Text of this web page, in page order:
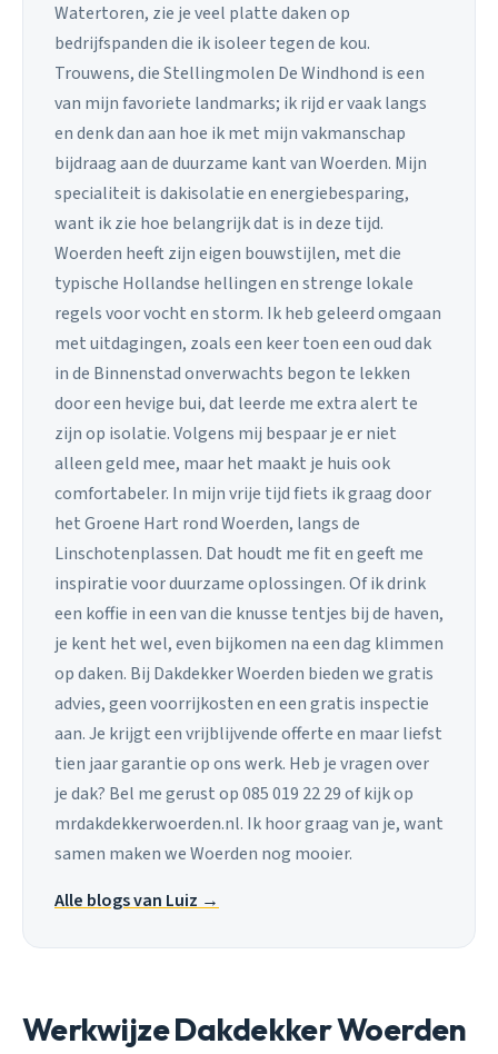
Watertoren, zie je veel platte daken op
bedrijfspanden die ik isoleer tegen de kou.
Trouwens, die Stellingmolen De Windhond is een
van mijn favoriete landmarks; ik rijd er vaak langs
en denk dan aan hoe ik met mijn vakmanschap
bijdraag aan de duurzame kant van Woerden. Mijn
specialiteit is dakisolatie en energiebesparing,
want ik zie hoe belangrijk dat is in deze tijd.
Woerden heeft zijn eigen bouwstijlen, met die
typische Hollandse hellingen en strenge lokale
regels voor vocht en storm. Ik heb geleerd omgaan
met uitdagingen, zoals een keer toen een oud dak
in de Binnenstad onverwachts begon te lekken
door een hevige bui, dat leerde me extra alert te
zijn op isolatie. Volgens mij bespaar je er niet
alleen geld mee, maar het maakt je huis ook
comfortabeler. In mijn vrije tijd fiets ik graag door
het Groene Hart rond Woerden, langs de
Linschotenplassen. Dat houdt me fit en geeft me
inspiratie voor duurzame oplossingen. Of ik drink
een koffie in een van die knusse tentjes bij de haven,
je kent het wel, even bijkomen na een dag klimmen
op daken. Bij Dakdekker Woerden bieden we gratis
advies, geen voorrijkosten en een gratis inspectie
aan. Je krijgt een vrijblijvende offerte en maar liefst
tien jaar garantie op ons werk. Heb je vragen over
je dak? Bel me gerust op 085 019 22 29 of kijk op
mrdakdekkerwoerden.nl. Ik hoor graag van je, want
samen maken we Woerden nog mooier.
Alle blogs van Luiz →
Werkwijze Dakdekker Woerden